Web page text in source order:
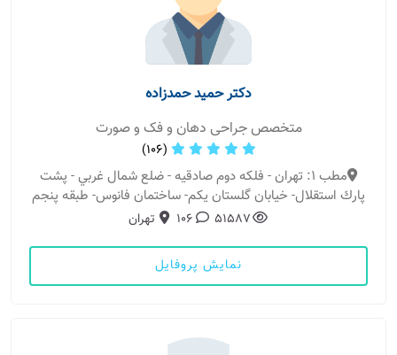
دکتر حمید حمدزاده
متخصص جراحی دهان و فک و صورت
(106)
مطب 1: تهران - فلكه دوم صادقيه - ضلع شمال غربي - پشت
پارك استقلال- خيابان گلستان يكم- ساختمان فانوس- طبقه پنجم
51587
106 تهران
نمایش پروفایل